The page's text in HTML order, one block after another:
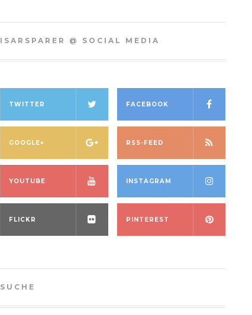
ISARSPARER @ SOCIAL MEDIA
TWITTER FACEBOOK
GOOGLE+ RSS-FEED
YOUTUBE INSTAGRAM
FLICKR PINTEREST
SUCHE